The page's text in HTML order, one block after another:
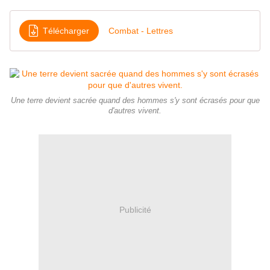
Télécharger Combat - Lettres
Une terre devient sacrée quand des hommes s'y sont écrasés pour que
d'autres vivent.
Publicité